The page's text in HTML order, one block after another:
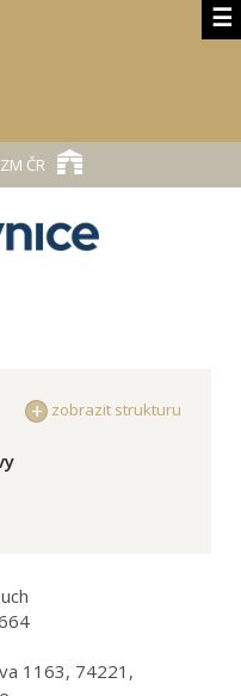
☰
ČR
zobrazit strukturu
1163, 74221,